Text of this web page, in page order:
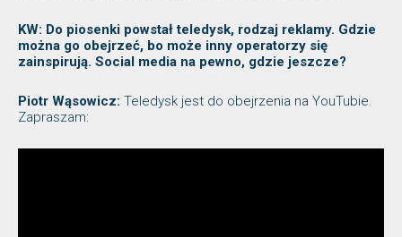
KW: Do piosenki powstał teledysk, rodzaj reklamy. Gdzie
można go obejrzeć, bo może inny operatorzy się
zainspirują. Social media na pewno, gdzie jeszcze?
Piotr Wąsowicz: Teledysk jest do obejrzenia na YouTubie.
Zapraszam: